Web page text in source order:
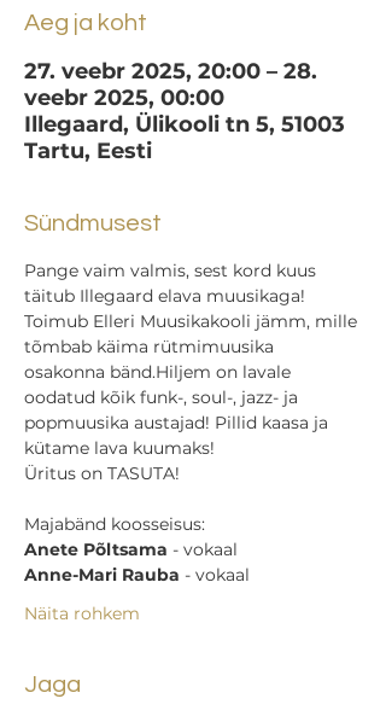
Aeg ja koht
27. veebr 2025, 20:00 – 28.
veebr 2025, 00:00
Illegaard, Ülikooli tn 5, 51003
Tartu, Eesti
Sündmusest
Pange vaim valmis, sest kord kuus
täitub Illegaard elava muusikaga!
Toimub Elleri Muusikakooli jämm, mille
tõmbab käima rütmimuusika
osakonna bänd.Hiljem on lavale
oodatud kõik funk-, soul-, jazz- ja
popmuusika austajad! Pillid kaasa ja
kütame lava kuumaks!
Üritus on TASUTA!
Majabänd koosseisus:
Anete Põltsama - vokaal
Anne-Mari Rauba - vokaal
Näita rohkem
Jaga